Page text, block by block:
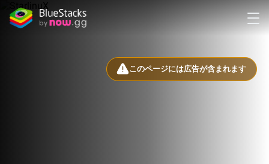
このページには広告が含まれます